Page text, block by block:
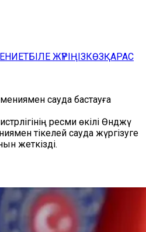
БІЛЕ ЖҮРІҢІЗКӨЗҚАРАС
сауда бастауға
ресми өкілі Өнджү
тікелей сауда жүргізуге
жеткізді.